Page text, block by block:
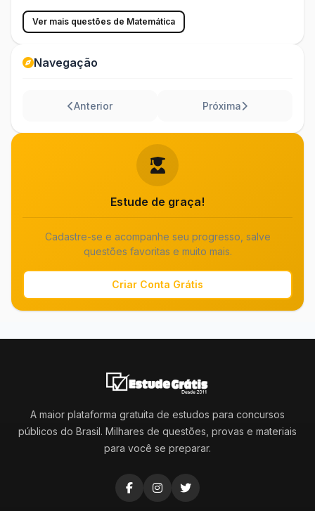
Ver mais questões de Matemática
Navegação
Anterior Próxima
Estude de graça!
Cadastre-se e acompanhe seu progresso, salve
questões favoritas e muito mais.
Criar Conta Grátis
A maior plataforma gratuita de estudos para concursos
públicos do Brasil. Milhares de questões, provas e materiais
para você se preparar.